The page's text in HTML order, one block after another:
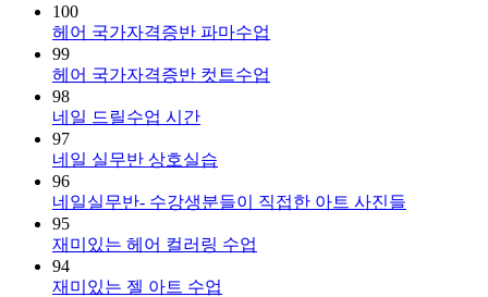
100
헤어 국가자격증반 파마수업
99
헤어 국가자격증반 컷트수업
98
네일 드릴수업 시간
97
네일 실무반 상호실습
96
네일실무반- 수강생분들이 직접한 아트 사진들
95
재미있는 헤어 컬러링 수업
94
재미있는 젤 아트 수업